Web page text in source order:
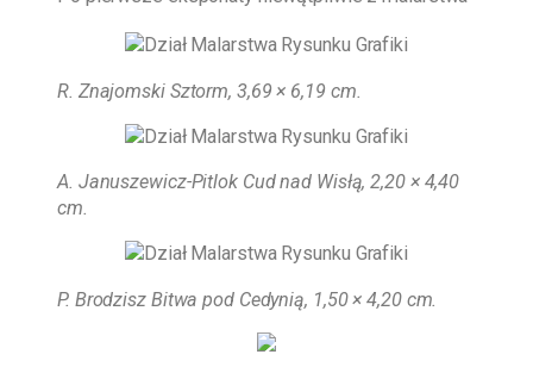
R. Znajomski Sztorm, 3,69 × 6,19 cm
A. Januszewicz-Pitlok Cud nad Wisłą, 2,20 × 4,40
cm.
P. Brodzisz Bitwa pod Cedynią, 1,50 × 4,20 cm.